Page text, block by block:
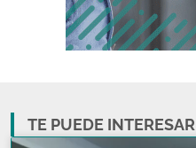
TE PUEDE INTERESAR